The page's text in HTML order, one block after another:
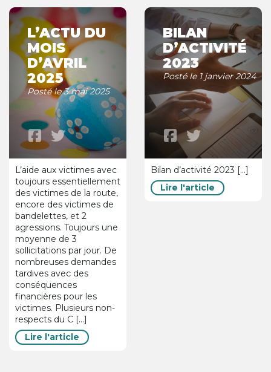
L’ACTU DU
MOIS
D’AVRIL
2025
Posté le 3 mai 2025
L’aide aux victimes avec
toujours essentiellement
des victimes de la route,
encore des victimes de
bandelettes, et 2
agressions. Toujours une
moyenne de 3
sollicitations par jour. De
nombreuses demandes
tardives avec des
conséquences
financières pour les
victimes. Plusieurs non-
respects du C [...]
Lire l'article
BILAN
D’ACTIVITÉ
2023
Posté le 1 janvier 2024
Bilan d’activité 2023 [...]
Lire l'article